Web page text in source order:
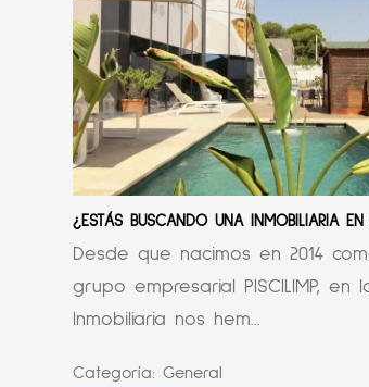
¿ESTÁS BUSCANDO UNA INMOBILIARIA
Desde que nacimos en 2014
grupo empresarial PISCILIMP, en
Inmobiliaria nos hem...
Categoría: General